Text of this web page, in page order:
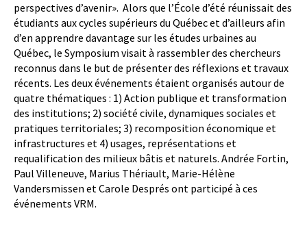
perspectives d’avenir». Alors que l’École d’été réunissait des
étudiants aux cycles supérieurs du Québec et d’ailleurs afin
d’en apprendre davantage sur les études urbaines au
Québec, le Symposium visait à rassembler des chercheurs
reconnus dans le but de présenter des réflexions et travaux
récents. Les deux événements étaient organisés autour de
quatre thématiques : 1) Action publique et transformation
des institutions; 2) société civile, dynamiques sociales et
pratiques territoriales; 3) recomposition économique et
infrastructures et 4) usages, représentations et
requalification des milieux bâtis et naturels. Andrée Fortin,
Paul Villeneuve, Marius Thériault, Marie-Hélène
Vandersmissen et Carole Després ont participé à ces
événements VRM.